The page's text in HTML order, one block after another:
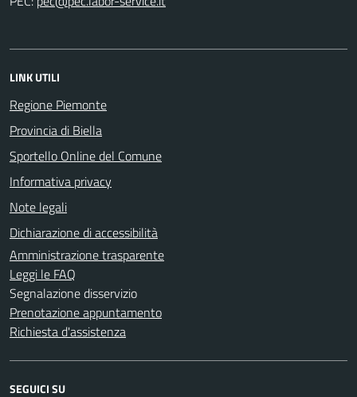
LINK UTILI
Regione Piemonte
Provincia di Biella
Sportello Online del Comune
Informativa privacy
Note legali
Dichiarazione di accessibilità
Amministrazione trasparente
Leggi le FAQ
Segnalazione disservizio
Prenotazione appuntamento
Richiesta d'assistenza
SEGUICI SU